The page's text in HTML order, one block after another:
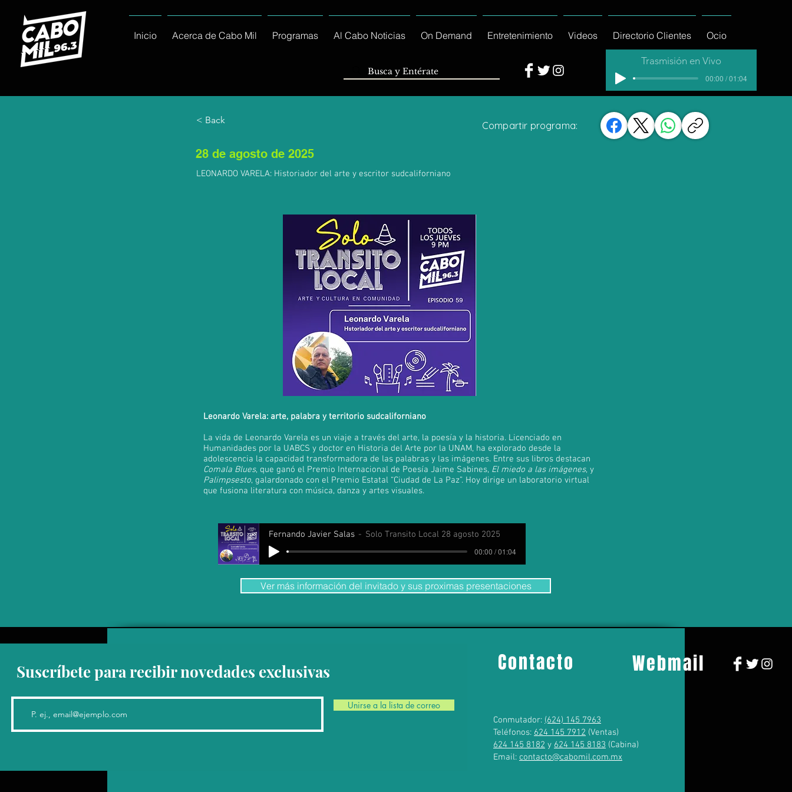
Inicio Acerca de Cabo Mil Programas Al Cabo Noticias On Demand Entretenimiento Videos Directorio Clientes Ocio
Trasmisión en Vivo
00:00 / 01:04
< Back Compartir programa:
28 de agosto de 2025
LEONARDO VARELA: Historiador del arte y escritor sudcaliforniano
Leonardo Varela: arte, palabra y territorio sudcaliforniano
La vida de Leonardo Varela es un viaje a través del arte, la poesía y la historia. Licenciado en
Humanidades por la UABCS y doctor en Historia del Arte por la UNAM, ha explorado desde la
adolescencia la capacidad transformadora de las palabras y las imágenes. Entre sus libros destacan
Comala Blues, que ganó el Premio Internacional de Poesía Jaime Sabines, El miedo a las imágenes, y
Palimpsesto, galardonado con el Premio Estatal “Ciudad de La Paz”. Hoy dirige un laboratorio virtual
que fusiona literatura con música, danza y artes visuales.
Fernando Javier Salas Solo Transito Local 28 agosto 2025
00:00 / 01:04
Ver más información del invitado y sus proximas presentaciones
Suscríbete para recibir novedades exclusivas
Unirse a la lista de correo
Contacto Webmail
Conmutador: (624) 145 7963
Teléfonos: 624 145 7912 (Ventas)
624 145 8182 y 624 145 8183 (Cabina)
Email: contacto@cabomil.com.mx